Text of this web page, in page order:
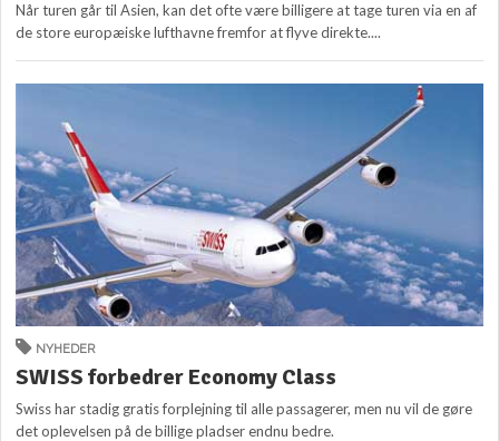
Når turen går til Asien, kan det ofte være billigere at tage turen via en af
de store europæiske lufthavne fremfor at flyve direkte....
NYHEDER
SWISS forbedrer Economy Class
Swiss har stadig gratis forplejning til alle passagerer, men nu vil de gøre
det oplevelsen på de billige pladser endnu bedre.